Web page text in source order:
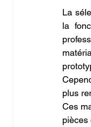
La
la
plus
Ces
pièces